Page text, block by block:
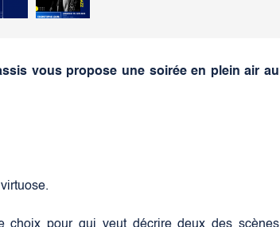
vous propose une soirée en plein air au